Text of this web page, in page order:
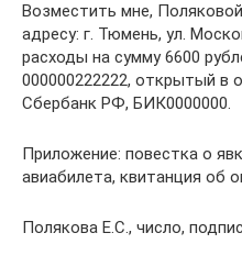
Возместить мне,
адресу: г. Тюмень, ул.
расходы на сумму 6600
000000222222, открытый в
Сбербанк РФ, БИК0000000.
Приложение: повестка о
авиабилета, квитанция об
Полякова Е.С., число,